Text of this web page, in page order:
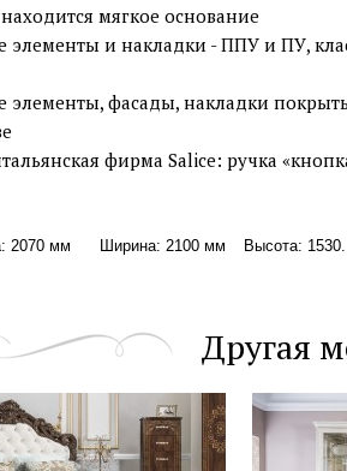
мягкое основание
элементы и накладки - ППУ и ПУ,
элементы, фасады, накладки
фирма Salice: ручка
2070 мм Ширина: 2100 мм Высота:
Другая